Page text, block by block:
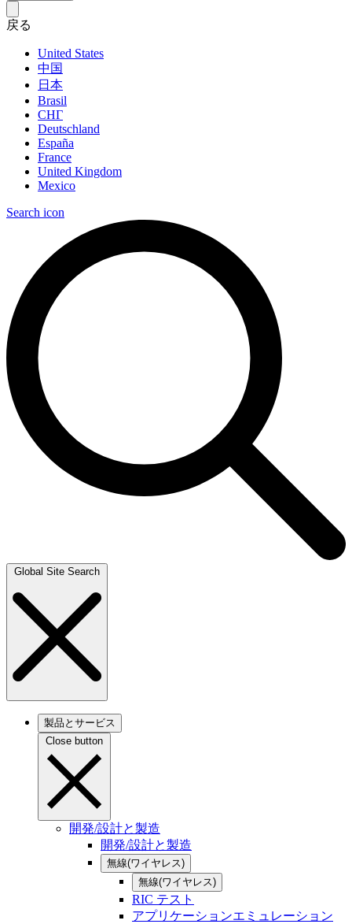
戻る
United States
中国
日本
Brasil
СНГ
Deutschland
España
France
United Kingdom
Mexico
Search icon
Global Site Search
製品とサービス
Close button
開発/設計と製造
開発/設計と製造
無線(ワイヤレス)
無線(ワイヤレス)
RIC テスト
アプリケーションエミュレーション